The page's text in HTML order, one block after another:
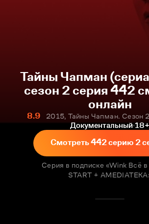
Тайны Чапман
сезон 2 серия 442
онлайн
8.9
2015, Тайны Чапман. Сезон
Документальный 18+
Смотреть 442 серию 2
Серия в подписке «Wink Всё
START +